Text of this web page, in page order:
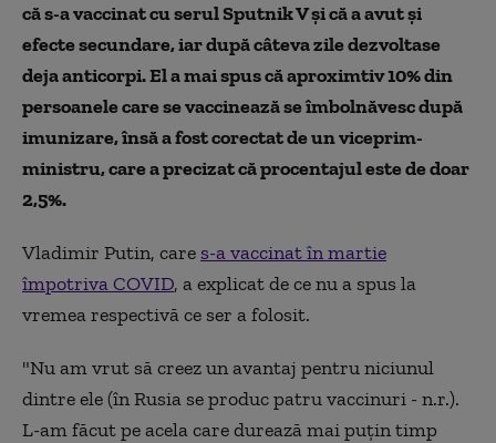
că s-a vaccinat cu serul Sputnik V și că a avut și
efecte secundare, iar după câteva zile dezvoltase
deja anticorpi. El a mai spus că aproximtiv 10% din
persoanele care se vaccinează se îmbolnăvesc după
imunizare, însă a fost corectat de un viceprim-
ministru, care a precizat că procentajul este de doar
2,5%.
Vladimir Putin, care s-a vaccinat în martie
împotriva COVID, a explicat de ce nu a spus la
vremea respectivă ce ser a folosit.
"Nu am vrut să creez un avantaj pentru niciunul
dintre ele (în Rusia se produc patru vaccinuri - n.r.).
L-am făcut pe acela care durează mai puțin timp